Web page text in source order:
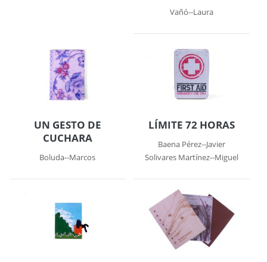
Vañó--Laura
UN GESTO DE
CUCHARA
Boluda--Marcos
LÍMITE 72 HORAS
Baena Pérez--Javier
Solivares Martínez--Miguel